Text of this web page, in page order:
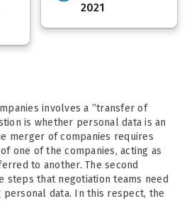
2021
involves a ”transfer of
is whether personal data is an
merger of companies requires
one of the companies, acting as
to another. The second
steps that negotiation teams need
data. In this respect, the